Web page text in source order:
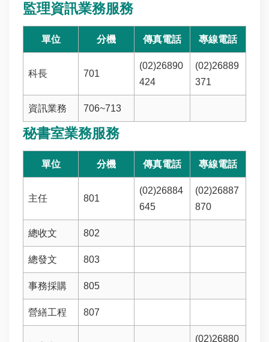
監理資訊業務服務
單位 分機 傳真電話 專線電話
科長 701
(02)26890
424
(02)26889
371
資訊業務 706~713
秘書室業務服務
單位 分機 傳真電話 專線電話
主任 801
(02)26884
645
(02)26887
870
總收文 802
總發文 803
事務採購 805
營繕工程 807
(02)26880